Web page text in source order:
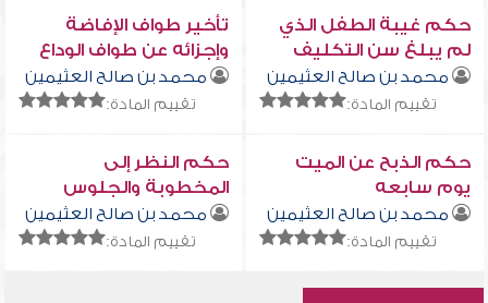
حكم غيبة الطفل الذي
لم يبلغ سن التكليف
محمد بن صالح العثيمين
تقييم المادة:
تأخير طواف الإفاضة
وإجزائه عن طواف الوداع
محمد بن صالح العثيمين
تقييم المادة:
حكم الذبح عن الميت
يوم سابعه
محمد بن صالح العثيمين
تقييم المادة:
حكم النظر إلى
المخطوبة والجلوس
معهامحمد بن صالح العثيمين
تقييم المادة: